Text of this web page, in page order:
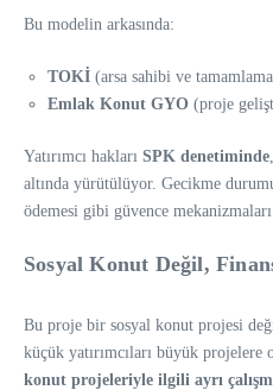
Bu modelin arkasında:
TOKİ (arsa sahibi ve
Emlak Konut GYO (proje
Yatırımcı hakları SPK denetiminde
altında yürütülüyor. Gecikme
ödemesi gibi güvence
Sosyal Konut Değil,
Bu proje bir sosyal konut projesi
küçük yatırımcıları büyük
konut projeleriyle ilgili ayrı